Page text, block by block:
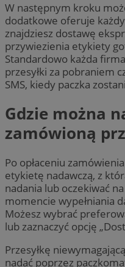
W następnym kroku
dodatkowe oferuje
znajdziesz dostawę
przywiezienia etykiety
Standardowo każda
przesyłki za pobraniem
SMS, kiedy paczka
Gdzie można
zamówioną
Po opłaceniu
etykietę nadawczą, z
nadania lub oczekiwać
momencie wypełniania
Możesz wybrać
lub zaznaczyć opcję
Przesyłkę
nadać poprzez